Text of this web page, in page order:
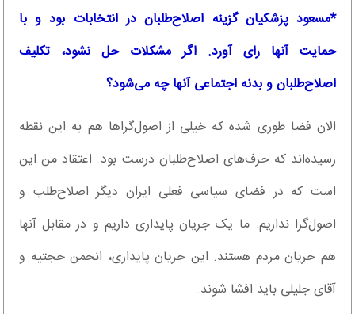
*‌مسعود پزشکیان گزینه اصلاح‌طلبان در انتخابات بود و با
حمایت آنها رای آورد. اگر مشکلات حل نشود، تکلیف
اصلاح‌طلبان و بدنه اجتماعی آنها چه می‌شود؟
الان فضا طوری شده که خیلی از اصول‌گراها هم به این نقطه
رسیده‌اند که حرف‌های اصلاح‌طلبان درست بود. اعتقاد من این
است که در فضای سیاسی فعلی ایران دیگر اصلاح‌طلب و
اصول‌گرا نداریم. ما یک جریان پایداری داریم و در مقابل آنها
هم جریان مردم هستند. این جریان پایداری، انجمن حجتیه و
آقای جلیلی باید افشا شوند.